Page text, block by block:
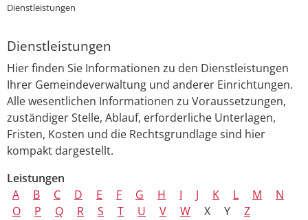
Dienstleistungen
Dienstleistungen
Hier finden Sie Informationen zu den Dienstleistungen
Ihrer Gemeindeverwaltung und anderer Einrichtungen.
Alle wesentlichen Informationen zu Voraussetzungen,
zuständiger Stelle, Ablauf, erforderliche Unterlagen,
Fristen, Kosten und die Rechtsgrundlage sind hier
kompakt dargestellt.
Leistungen
A
B C D E F G H I J K L M
N
O
P Q R S T U V W X Y Z